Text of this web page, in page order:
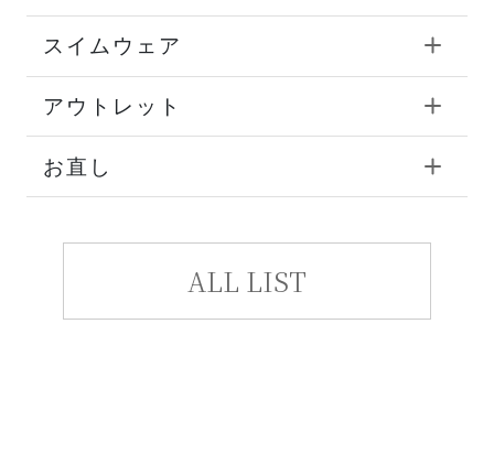
スイムウェア
アウトレット
お直し
ALL LIST